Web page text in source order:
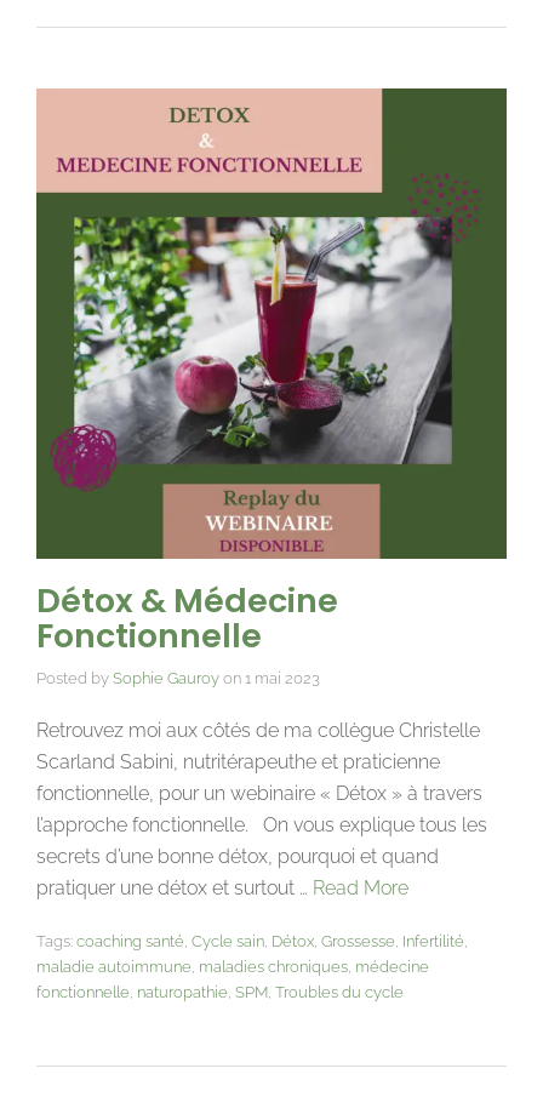
Détox & Médecine
Fonctionnelle
Posted by Sophie Gauroy on 1 mai 2023
Retrouvez moi aux côtés de ma collègue Christelle
Scarland Sabini, nutritérapeuthe et praticienne
fonctionnelle, pour un webinaire « Détox » à travers
l’approche fonctionnelle. On vous explique tous les
secrets d’une bonne détox, pourquoi et quand
pratiquer une détox et surtout … Read More
Tags: coaching santé, Cycle sain, Détox, Grossesse, Infertilité,
maladie autoimmune, maladies chroniques, médecine
fonctionnelle, naturopathie, SPM, Troubles du cycle